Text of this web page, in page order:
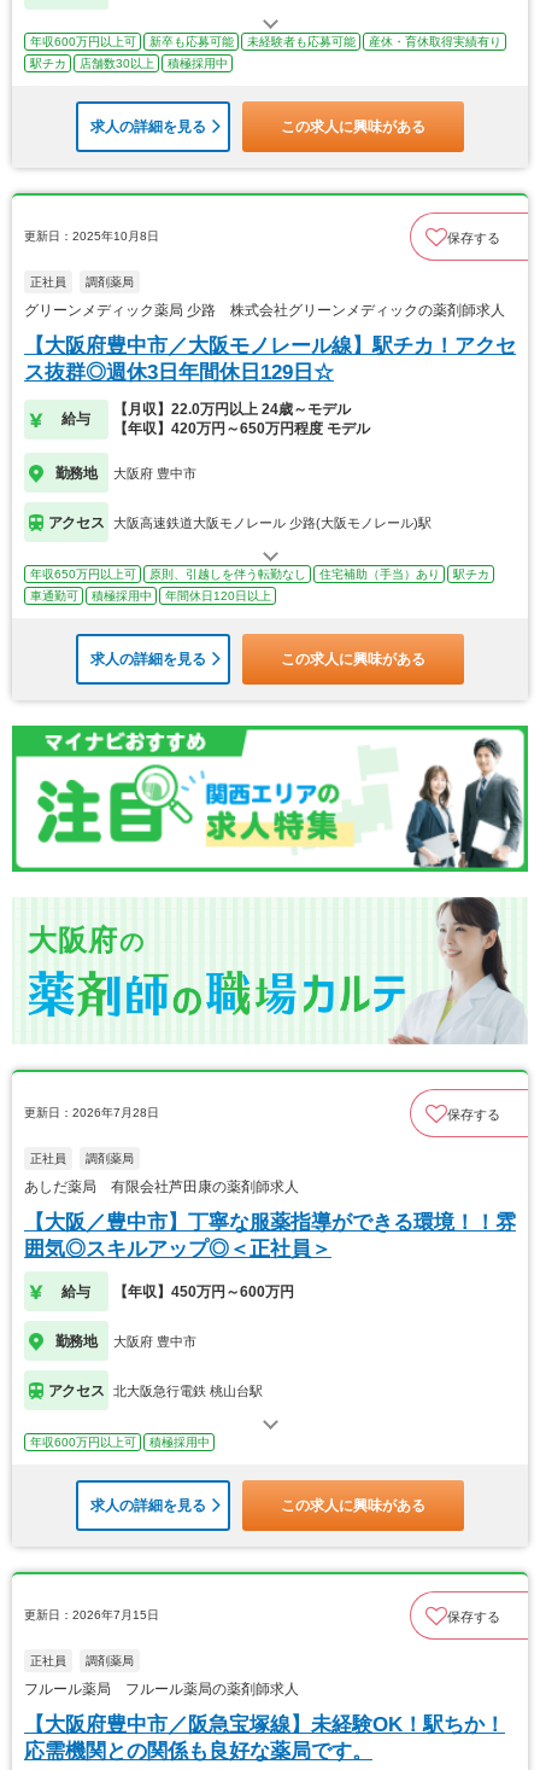
年収600万円以上可 新卒も応募可能 未経験者も応募可能
産休・育休取得実績有り
駅チカ
店舗数30以上 積極採用中
求人の詳細を見る この求人に興味がある
更新日：2025年10月8日 保存する
正社員 調剤薬局
グリーンメディック薬局 少路 株式会社グリーンメディックの薬剤師求人
【大阪府豊中市／大阪モノレール線】駅チカ！アクセ
ス抜群◎週休3日年間休日129日☆
給与
【月収】22.0万円以上 24歳～モデル
【年収】420万円～650万円程度 モデル
勤務地 大阪府 豊中市
アクセス 大阪高速鉄道大阪モノレール 少路(大阪モノレール)駅
年収650万円以上可 原則、引越しを伴う転勤なし 住宅補助（手当）あり
駅チカ
車通勤可
積極採用中 年間休日120日以上
求人の詳細を見る この求人に興味がある
大阪府の
更新日：2026年7月28日 保存する
正社員 調剤薬局
あしだ薬局 有限会社芦田康の薬剤師求人
【大阪／豊中市】丁寧な服薬指導ができる環境！！雰
囲気◎スキルアップ◎＜正社員＞
給与 【年収】450万円～600万円
勤務地 大阪府 豊中市
アクセス 北大阪急行電鉄 桃山台駅
年収600万円以上可 積極採用中
求人の詳細を見る この求人に興味がある
更新日：2026年7月15日 保存する
正社員 調剤薬局
フルール薬局 フルール薬局の薬剤師求人
【大阪府豊中市／阪急宝塚線】未経験OK！駅ちか！
応需機関との関係も良好な薬局です。